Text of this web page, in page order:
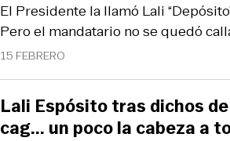
15 FEBRERO
El Presidente la llamó Lali
Pero el mandatario no se quedó
Lali Espósito tras dichos
cag... un poco la cabeza a